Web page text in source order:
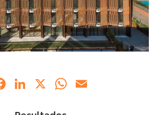
Facebook
LinkedIn
X WhatsApp